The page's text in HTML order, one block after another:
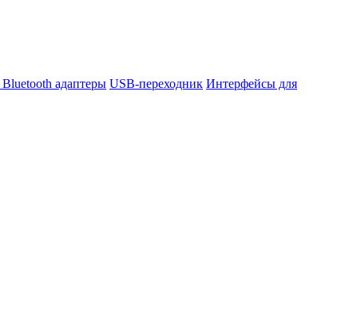
Bluetooth адаптеры USB-переходник Интерфейсы для